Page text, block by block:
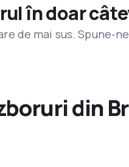
în doar
de mai sus. Spune-
din